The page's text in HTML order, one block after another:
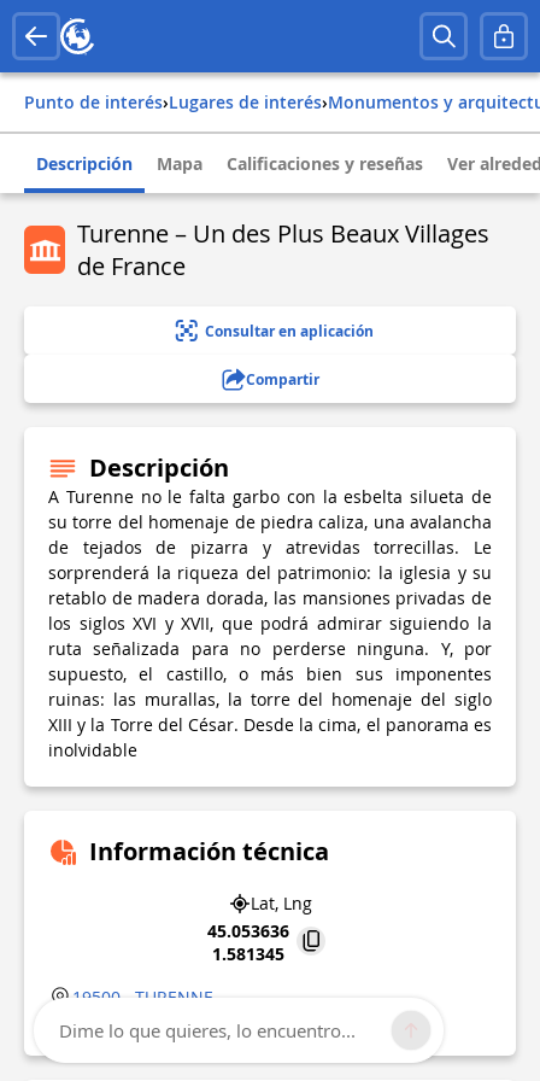
Punto de interés› Lugares de interés› Monumentos y
Descripción Mapa Calificaciones y reseñas Ver
Turenne – Un des Plus Beaux Villages
de France
Consultar en aplicación
Compartir
Descripción
A Turenne no le falta garbo con la esbelta silueta de
su torre del homenaje de piedra caliza, una avalancha
de tejados de pizarra y atrevidas torrecillas. Le
sorprenderá la riqueza del patrimonio: la iglesia y su
retablo de madera dorada, las mansiones privadas de
los siglos XVI y XVII, que podrá admirar siguiendo la
ruta señalizada para no perderse ninguna. Y, por
supuesto, el castillo, o más bien sus imponentes
ruinas: las murallas, la torre del homenaje del siglo
XIII y la Torre del César. Desde la cima, el panorama es
inolvidable
Información técnica
Lat, Lng
45.053636
1.581345
19500
TURENNE
Punto de interés actualizado el
09/04/2026
Dime lo que quieres, lo encuentro...